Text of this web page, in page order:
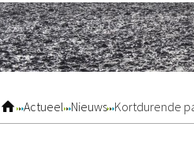
Actueel Nieuws Kortdurende